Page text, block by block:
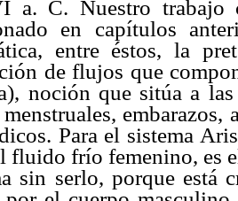
C. Nuestro trabajo
en capítulos
entre éstos, la
de flujos que
noción que sitúa a
Para el sistema
fluido frío femenino, es
sin serlo, porque está